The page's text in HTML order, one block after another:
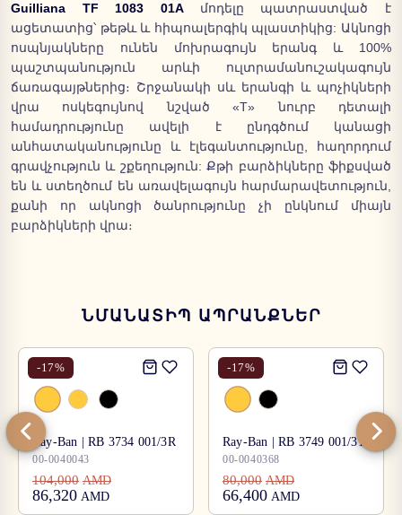
Guilliana TF 1083 01A մոդելը պատրաստված է
ացետատից՝ թեթև և հիպոալերգիկ պլաստիկից: Ակնոցի
ոսպնյակները ունեն մոխրագույն երանգ և 100%
պաշտպանություն արևի ուլտրամանուշակագույն
ճառագայթներից։ Շրջանակի սև երանգի և պոչիկների
վրա ոսկեգույնով նշված «T» նուրբ դետալի
համադրությունը ավելի է ընդգծում կանացի
անհատականությունը և էլեգանտությունը, հաղորդում
գրավչություն և շքեղություն: Քթի բարձիկները ֆիքսված
են և ստեղծում են առավելագույն հարմարավետություն,
քանի որ ակնոցի ծանրությունը չի ընկնում միայն
բարձիկների վրա։
ՆՄԱՆԱՏԻՊ ԱՊՐԱՆՔՆԵՐ
-17%
Ray-Ban | RB 3734 001/3R
00-0040043
104,000 AMD
86,320 AMD
-17%
Ray-Ban | RB 3749 001/31
00-0040368
80,000 AMD
66,400 AMD